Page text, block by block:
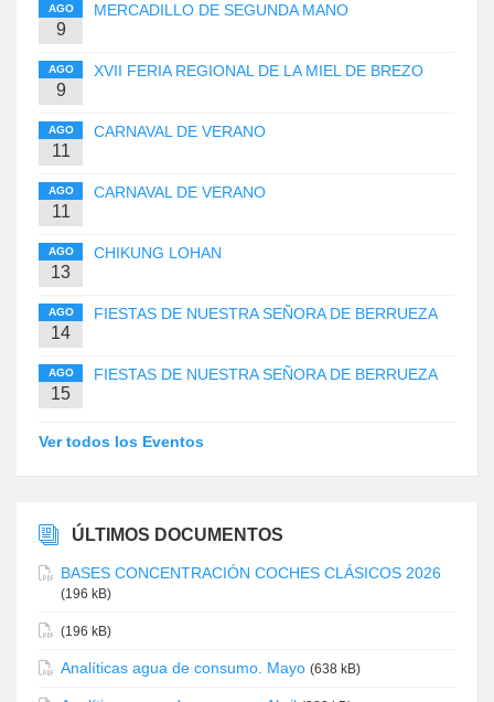
AGO
9
MERCADILLO DE SEGUNDA MANO
AGO
9
XVII FERIA REGIONAL DE LA MIEL DE BREZO
AGO
11
CARNAVAL DE VERANO
AGO
11
CARNAVAL DE VERANO
AGO
13
CHIKUNG LOHAN
AGO
14
FIESTAS DE NUESTRA SEÑORA DE BERRUEZA
AGO
15
FIESTAS DE NUESTRA SEÑORA DE BERRUEZA
Ver todos los Eventos
ÚLTIMOS DOCUMENTOS
BASES CONCENTRACIÓN COCHES CLÁSICOS 2026
(196 kB)
(196 kB)
Analíticas agua de consumo. Mayo (638 kB)